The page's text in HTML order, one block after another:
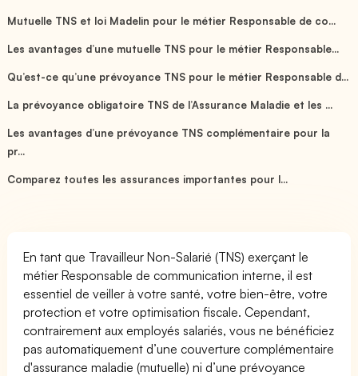
Mutuelle TNS et loi Madelin pour le métier Responsable de co...
Les avantages d’une mutuelle TNS pour le métier Responsable...
Qu’est-ce qu’une prévoyance TNS pour le métier Responsable d...
La prévoyance obligatoire TNS de l’Assurance Maladie et les ...
Les avantages d’une prévoyance TNS complémentaire pour la
pr...
Comparez toutes les assurances importantes pour l...
En tant que Travailleur Non-Salarié (TNS) exerçant le
métier Responsable de communication interne, il est
essentiel de veiller à votre santé, votre bien-être, votre
protection et votre optimisation fiscale. Cependant,
contrairement aux employés salariés, vous ne bénéficiez
pas automatiquement d’une couverture complémentaire
d'assurance maladie (mutuelle) ni d’une prévoyance